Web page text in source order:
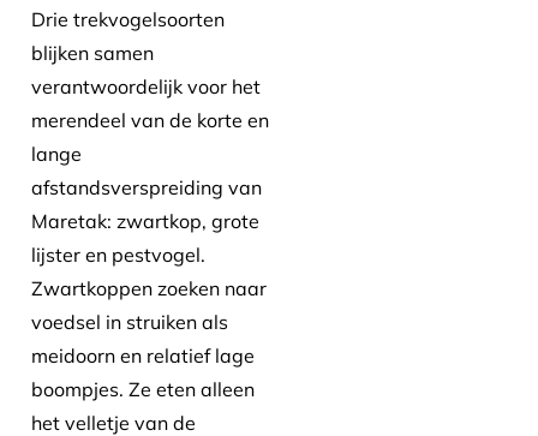
Drie trekvogelsoorten
blijken samen
verantwoordelijk voor het
merendeel van de korte en
lange
afstandsverspreiding van
Maretak: zwartkop, grote
lijster en pestvogel.
Zwartkoppen zoeken naar
voedsel in struiken als
meidoorn en relatief lage
boompjes. Ze eten alleen
het velletje van de